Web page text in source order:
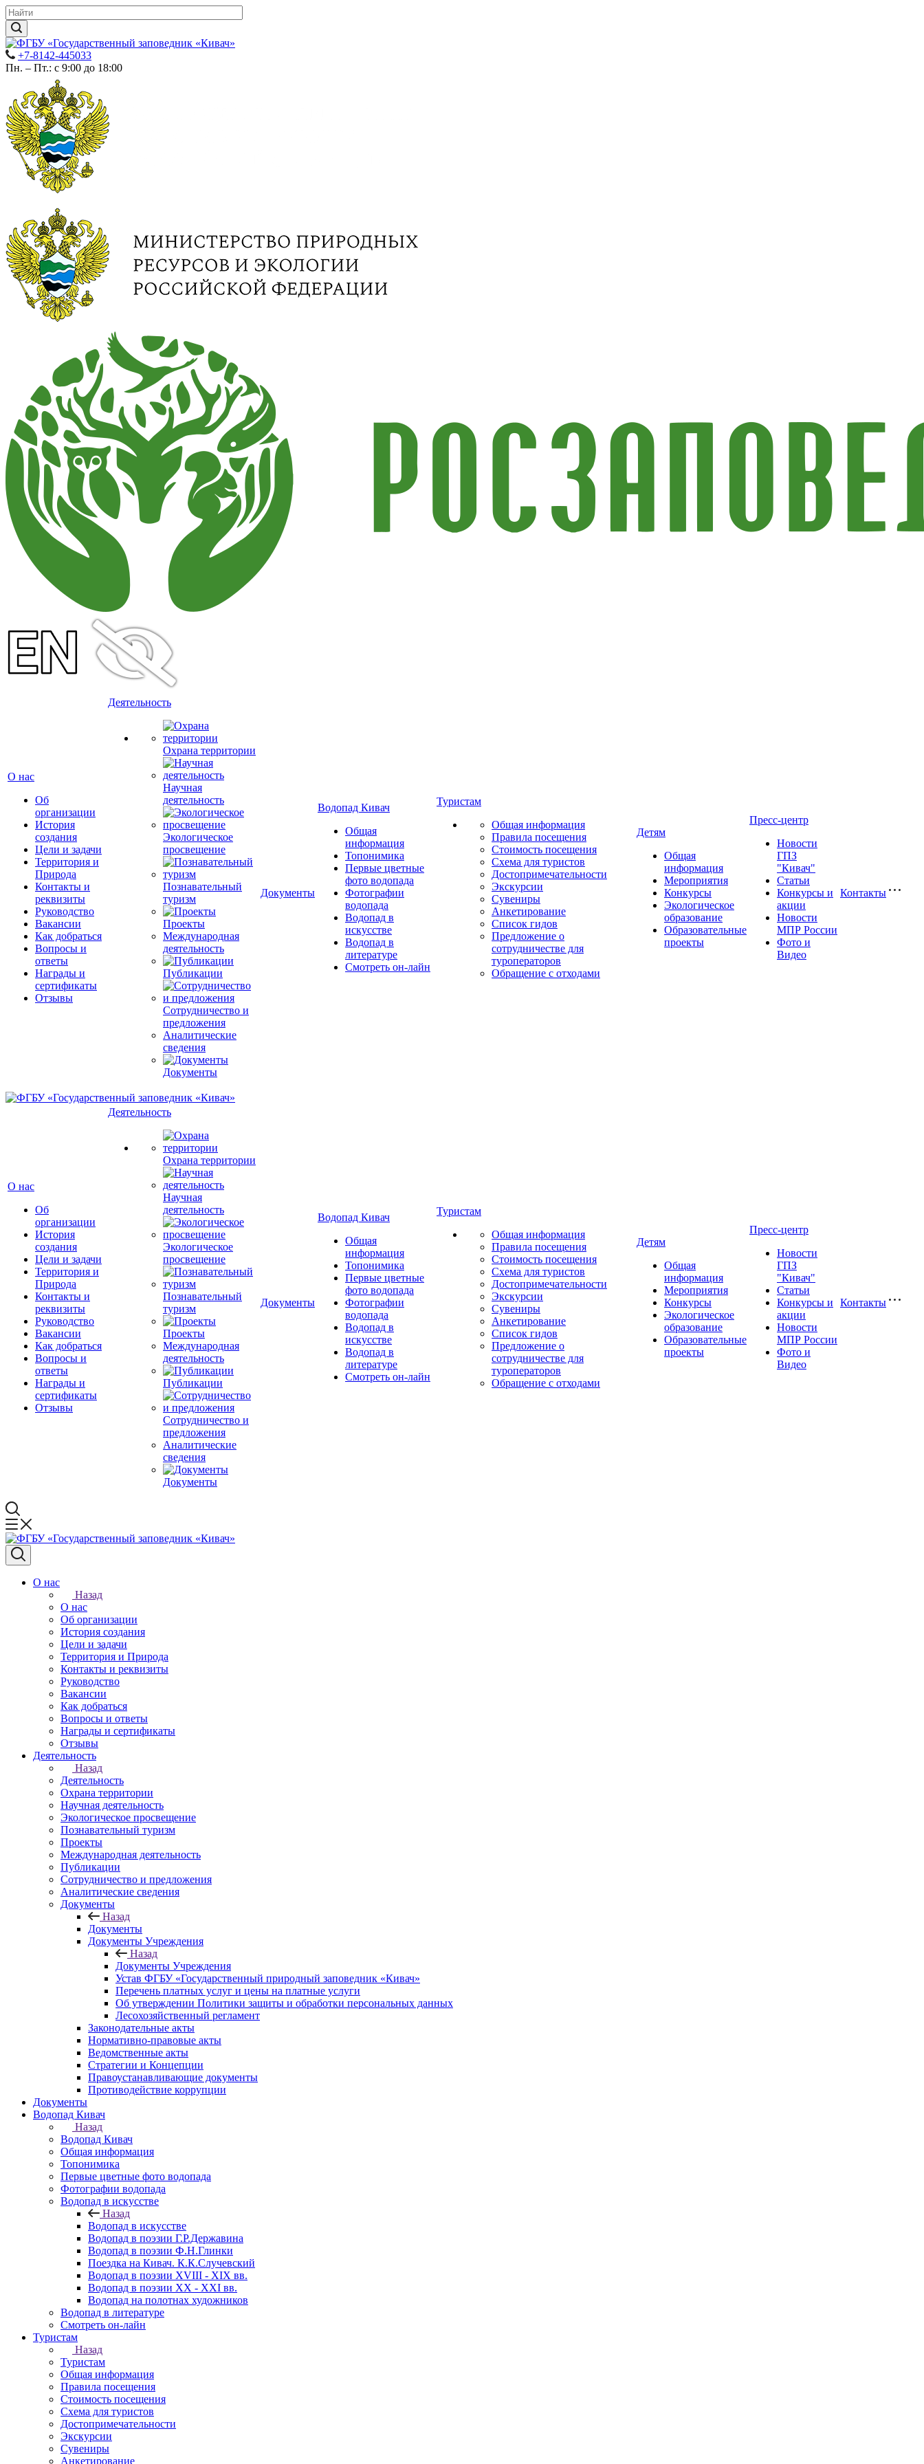
+7-8142-445033
Пн. – Пт.: с 9:00 до 18:00
О нас
Об
организации
История
создания
Цели и задачи
Территория и
Природа
Контакты и
реквизиты
Руководство
Вакансии
Как добраться
Вопросы и
ответы
Награды и
сертификаты
Отзывы
Деятельность
Охрана территории
Научная
деятельность
Экологическое
просвещение
Познавательный
туризм
Проекты
Международная
деятельность
Публикации
Сотрудничество и
предложения
Аналитические
сведения
Документы
Документы
Водопад Кивач
Общая
информация
Топонимика
Первые цветные
фото водопада
Фотографии
водопада
Водопад в
искусстве
Водопад в
литературе
Смотреть он-лайн
Туристам
Общая информация
Правила посещения
Стоимость посещения
Схема для туристов
Достопримечательности
Экскурсии
Сувениры
Анкетирование
Список гидов
Предложение о
сотрудничестве для
туроператоров
Обращение с отходами
Детям
Общая
информация
Мероприятия
Конкурсы
Экологическое
образование
Образовательные
проекты
Пресс-центр
Новости
ГПЗ
"Кивач"
Статьи
Конкурсы и
акции
Новости
МПР России
Фото и
Видео
Контакты
О нас
Об
организации
История
создания
Цели и задачи
Территория и
Природа
Контакты и
реквизиты
Руководство
Вакансии
Как добраться
Вопросы и
ответы
Награды и
сертификаты
Отзывы
Деятельность
Охрана территории
Научная
деятельность
Экологическое
просвещение
Познавательный
туризм
Проекты
Международная
деятельность
Публикации
Сотрудничество и
предложения
Аналитические
сведения
Документы
Документы
Водопад Кивач
Общая
информация
Топонимика
Первые цветные
фото водопада
Фотографии
водопада
Водопад в
искусстве
Водопад в
литературе
Смотреть он-лайн
Туристам
Общая информация
Правила посещения
Стоимость посещения
Схема для туристов
Достопримечательности
Экскурсии
Сувениры
Анкетирование
Список гидов
Предложение о
сотрудничестве для
туроператоров
Обращение с отходами
Детям
Общая
информация
Мероприятия
Конкурсы
Экологическое
образование
Образовательные
проекты
Пресс-центр
Новости
ГПЗ
"Кивач"
Статьи
Конкурсы и
акции
Новости
МПР России
Фото и
Видео
Контакты
О нас
Назад
О нас
Об организации
История создания
Цели и задачи
Территория и Природа
Контакты и реквизиты
Руководство
Вакансии
Как добраться
Вопросы и ответы
Награды и сертификаты
Отзывы
Деятельность
Назад
Деятельность
Охрана территории
Научная деятельность
Экологическое просвещение
Познавательный туризм
Проекты
Международная деятельность
Публикации
Сотрудничество и предложения
Аналитические сведения
Документы
Назад
Документы
Документы Учреждения
Назад
Документы Учреждения
Устав ФГБУ «Государственный природный заповедник «Кивач»
Перечень платных услуг и цены на платные услуги
Об утверждении Политики защиты и обработки персональных данных
Лесохозяйственный регламент
Законодательные акты
Нормативно-правовые акты
Ведомственные акты
Стратегии и Концепции
Правоустанавливающие документы
Противодействие коррупции
Документы
Водопад Кивач
Назад
Водопад Кивач
Общая информация
Топонимика
Первые цветные фото водопада
Фотографии водопада
Водопад в искусстве
Назад
Водопад в искусстве
Водопад в поэзии Г.Р.Державина
Водопад в поэзии Ф.Н.Глинки
Поездка на Кивач. К.К.Случевский
Водопад в поэзии XVIII - XIX вв.
Водопад в поэзии XX - XXI вв.
Водопад на полотнах художников
Водопад в литературе
Смотреть он-лайн
Туристам
Назад
Туристам
Общая информация
Правила посещения
Стоимость посещения
Схема для туристов
Достопримечательности
Экскурсии
Сувениры
Анкетирование